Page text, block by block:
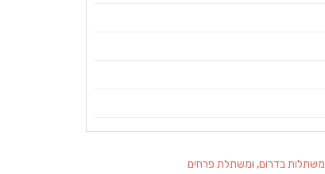
משתלות בדרום, ומשתלת פרחים